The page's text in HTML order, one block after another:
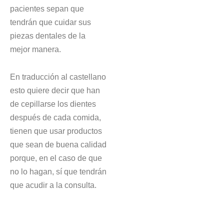
pacientes sepan que
tendrán que cuidar sus
piezas dentales de la
mejor manera.
En traducción al castellano
esto quiere decir que han
de cepillarse los dientes
después de cada comida,
tienen que usar productos
que sean de buena calidad
porque, en el caso de que
no lo hagan, sí que tendrán
que acudir a la consulta.